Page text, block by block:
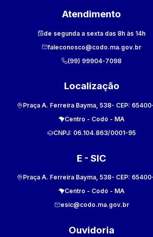
Atendimento
de segunda a sexta das 8h às 14h
faleconosco@codo.ma.gov.br
(99) 99904-7098
Localização
Praça A. Ferreira Bayma, 538- CEP:
Centro - Codó - MA
CNPJ: 06.104.863/0001-95
E - SIC
Praça A. Ferreira Bayma, 538- CEP:
Centro - Codó - MA
esic@codo.ma.gov.br
Ouvidoria